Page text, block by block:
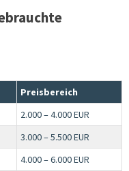
Preisbereich
2.000 – 4.000 EUR
3.000 – 5.500 EUR
4.000 – 6.000 EUR